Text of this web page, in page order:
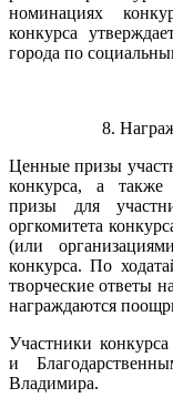
номинациях
конкурса
города по
8.
Ценные призы
конкурса, а также
призы для
оргкомитета
(или
конкурса. По
творческие ответы
награждаются
Участники
и
Владимира.